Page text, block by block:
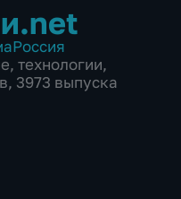
Россия
, технологии,
3973 выпуска